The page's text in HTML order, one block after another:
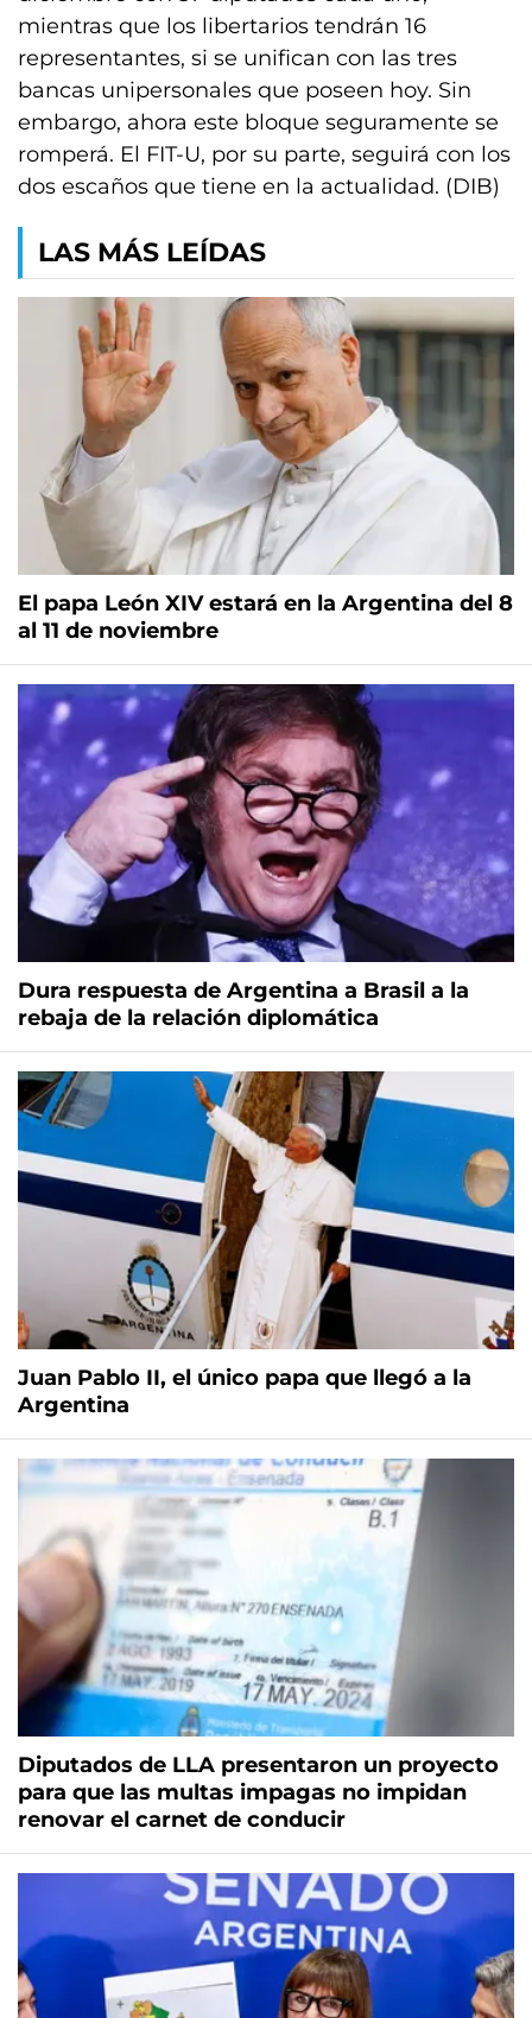
mientras que los libertarios tendrán 16
representantes, si se unifican con las tres
bancas unipersonales que poseen hoy. Sin
embargo, ahora este bloque seguramente se
romperá. El FIT-U, por su parte, seguirá con los
dos escaños que tiene en la actualidad. (DIB)
LAS MÁS LEÍDAS
El papa León XIV estará en la Argentina del 8
al 11 de noviembre
Dura respuesta de Argentina a Brasil a la
rebaja de la relación diplomática
Juan Pablo II, el único papa que llegó a la
Argentina
Diputados de LLA presentaron un proyecto
para que las multas impagas no impidan
renovar el carnet de conducir